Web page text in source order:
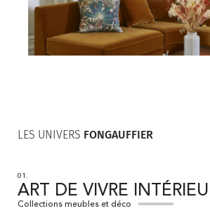
LES UNIVERS FONGAUFFIER
01.
ART DE VIVRE
Collections meubles et déco